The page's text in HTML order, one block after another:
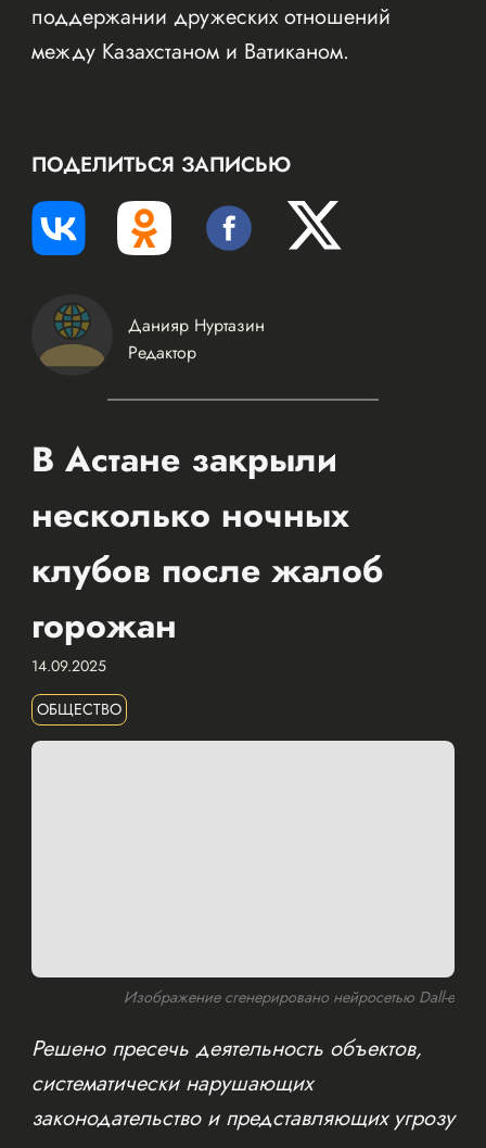
поддержании дружеских отношений
между Казахстаном и Ватиканом.
ПОДЕЛИТЬСЯ ЗАПИСЬЮ
Данияр Нуртазин
Редактор
В Астане закрыли
несколько ночных
клубов после жалоб
горожан
14.09.2025
ОБЩЕСТВО
Изображение сгенерировано нейросетью Dall-e
Решено пресечь деятельность объектов,
систематически нарушающих
законодательство и представляющих угрозу